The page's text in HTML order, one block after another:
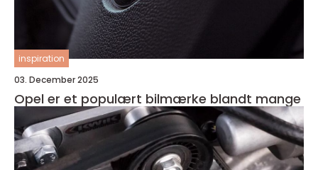
inspiration
03. December 2025
Opel er et populært bilmærke blandt mange